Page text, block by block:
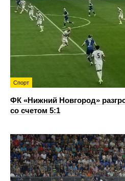
Спорт
ФК «Нижний Новгород»
со счетом 5:1